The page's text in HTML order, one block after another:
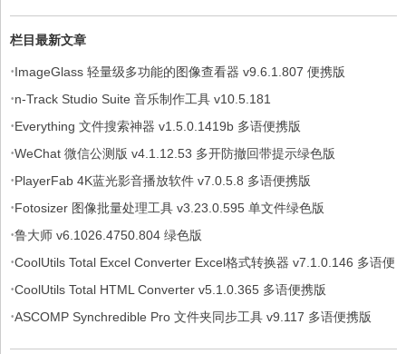
栏目最新文章
·ImageGlass 轻量级多功能的图像查看器 v9.6.1.807 便携版
·n-Track Studio Suite 音乐制作工具 v10.5.181
·Everything 文件搜索神器 v1.5.0.1419b 多语便携版
·WeChat 微信公测版 v4.1.12.53 多开防撤回带提示绿色版
·PlayerFab 4K蓝光影音播放软件 v7.0.5.8 多语便携版
·Fotosizer 图像批量处理工具 v3.23.0.595 单文件绿色版
·鲁大师 v6.1026.4750.804 绿色版
·CoolUtils Total Excel Converter Excel格式转换器 v7.1.0.146 多语便
携版
·CoolUtils Total HTML Converter v5.1.0.365 多语便携版
·ASCOMP Synchredible Pro 文件夹同步工具 v9.117 多语便携版